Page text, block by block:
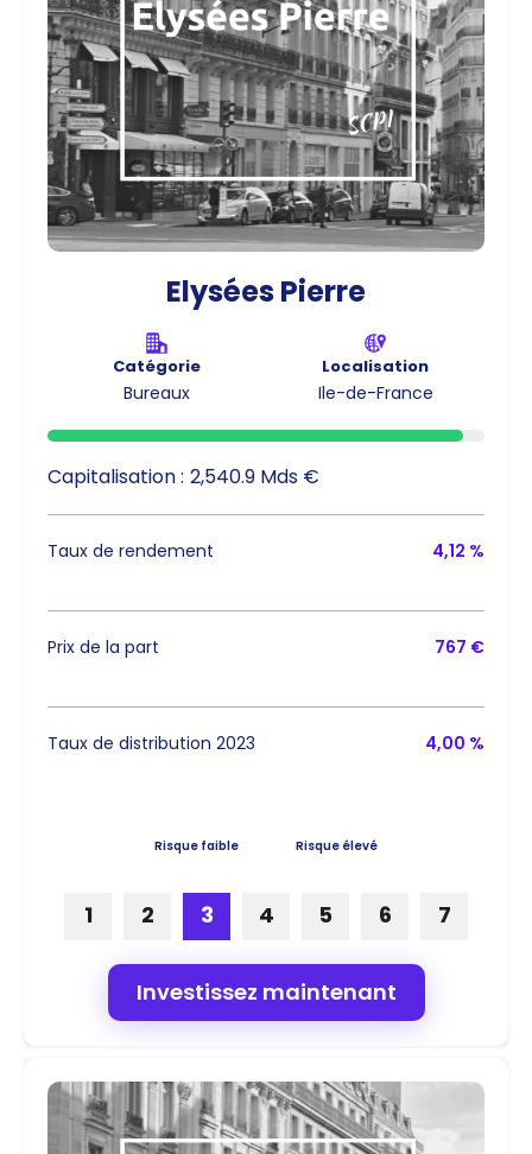
Elysées Pierre
Catégorie
Bureaux
Localisation
Ile-de-France
Capitalisation : 2,540.9 Mds €
Taux de rendement 4,12 %
Prix de la part 767 €
Taux de distribution 2023 4,00 %
Risque faible Risque élevé
1 2 3 4 5 6 7
Investissez maintenant